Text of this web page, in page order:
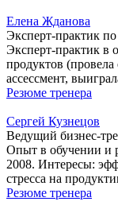
Елена Жданова
Эксперт-практик по
Эксперт-практик в
продуктов
ассессмент,
Резюме тренера
Сергей Кузнецов
Ведущий бизнес-
Опыт в обучении и
2008. Интересы:
стресса на
Резюме тренера